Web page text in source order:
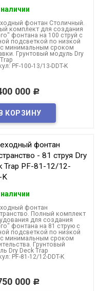
наличии
фонтан Столичный.
комплект для создания
фонтана на 100 струй с
подсветкой по низкой
с минимальным сроком
Грунтовый модуль Dry
PF-100-13/13-DDT-K
000 Р
фонтан
- 81 струя Dry
Trap PF-81-12/12-
K
фонтан
Полный комплект
для создания
фонтана на 81 струю с
подсветкой по низкой
с минимальным сроком
Грунтовый
Dry Deck Trap
PF-81-12/12-DDT-K
000 Р